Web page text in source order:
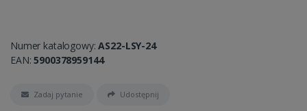
Numer katalogowy:AS22-LSY-24
EAN:5900378959144
Zadaj pytanie Udostępnij